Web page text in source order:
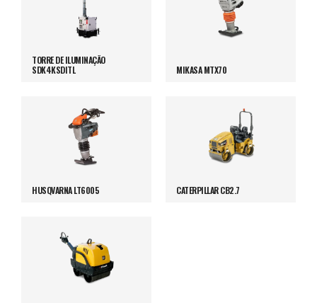
TORRE DE ILUMINAÇÃO
SDK4KSDITL
MIKASA MTX70
HUSQVARNA LT6005 CATERPILLAR CB2.7